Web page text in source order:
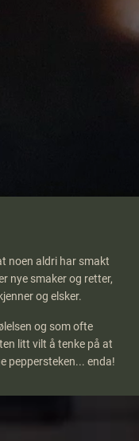
noen aldri har smakt
nye smaker og retter,
og elsker.
og som ofte
litt vilt å tenke på at
peppersteken... enda!